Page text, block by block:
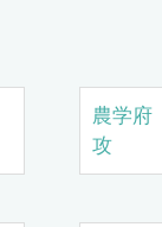
農学
攻